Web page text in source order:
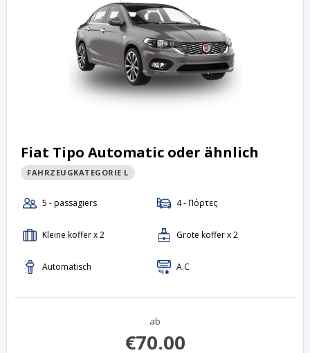
Fiat Tipo Automatic oder ähnlich
FAHRZEUGKATEGORIE L
ab
€70.00